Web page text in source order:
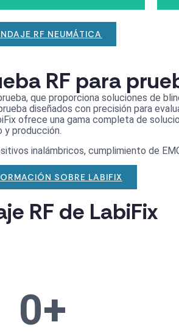
RF NEUMÁTICA
RF para
que proporciona soluciones de
diseñados con precisión para
ofrece una gama completa de
y producción.
inalámbricos, cumplimiento de
SOBRE LABIFIX
RF de LabiFix
0+